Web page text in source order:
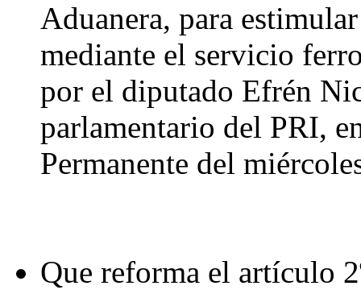
Aduanera, para
mediante el servicio
por el diputado Efrén
parlamentario del PRI,
Permanente del
Que reforma el artículo